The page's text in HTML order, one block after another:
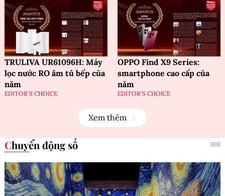
TRULIVA UR61096H: Máy
lọc nước RO âm tủ bếp của
năm
EDITOR'S CHOICE
OPPO Find X9 Series:
smartphone cao cấp của
năm
EDITOR'S CHOICE
Xem thêm
Chuyển động số